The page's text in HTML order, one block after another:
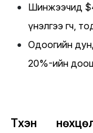
Шинжээчид
үнэлгээ өгч,
Одоогийн
20%-ийн
Түүхэн